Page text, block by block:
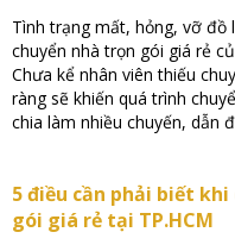
Tình trạng mất, hỏng, vỡ đồ
chuyển nhà trọn gói giá rẻ
Chưa kể nhân viên thiếu
ràng sẽ khiến quá trình
chia làm nhiều chuyến, dẫn
5 điều cần phải biết
gói giá rẻ tại TP.HCM